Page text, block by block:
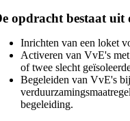
opdracht bestaat uit
Inrichten van een loket
Activeren van VvE's
of twee slecht
Begeleiden van VvE's
begeleiding.